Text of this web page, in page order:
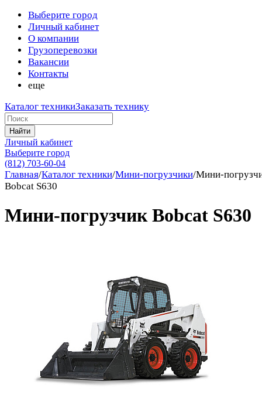
Выберите город
Личный кабинет
О компании
Грузоперевозки
Вакансии
Контакты
еще
Каталог техникиЗаказать технику
Найти
Личный кабинет
Выберите город
(812) 703-60-04
Главная/Каталог техники/Мини-погрузчики/Мини-
Bobcat S630
Мини-погрузчик Bobcat S630